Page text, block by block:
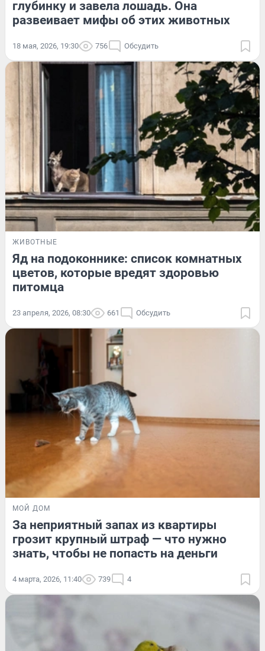
глубинку и завела лошадь. Она
развеивает мифы об этих животных
18 мая, 2026, 19:30 756 Обсудить
ЖИВОТНЫЕ
Яд на подоконнике: список комнатных
цветов, которые вредят здоровью
питомца
23 апреля, 2026, 08:30 661 Обсудить
МОЙ ДОМ
За неприятный запах из квартиры
грозит крупный штраф — что нужно
знать, чтобы не попасть на деньги
4 марта, 2026, 11:40 739 4